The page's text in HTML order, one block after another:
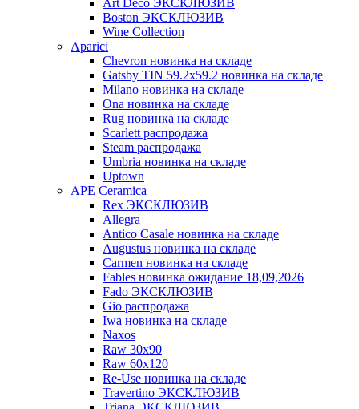
Art Deco ЭКСКЛЮЗИВ
Boston ЭКСКЛЮЗИВ
Wine Collection
Aparici
Chevron новинка на складе
Gatsby TIN 59.2x59.2 новинка на складе
Milano новинка на складе
Ona новинка на складе
Rug новинка на складе
Scarlett распродажа
Steam распродажа
Umbria новинка на складе
Uptown
APE Ceramica
Rex ЭКСКЛЮЗИВ
Allegra
Antico Casale новинка на складе
Augustus новинка на складе
Carmen новинка на складе
Fables новинка ожидание 18,09,2026
Fado ЭКСКЛЮЗИВ
Gio распродажа
Iwa новинка на складе
Naxos
Raw 30x90
Raw 60х120
Re-Use новинка на складе
Travertino ЭКСКЛЮЗИВ